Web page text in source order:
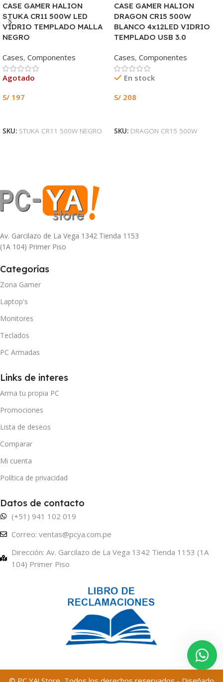
CASE GAMER HALION
STUKA CR11 500W LED
VIDRIO TEMPLADO MALLA
NEGRO
Cases, Componentes
Agotado
S/ 197
SKU: STUKA CR11 500W NEGRO
CASE GAMER HALION
DRAGON CR15 500W
BLANCO 4x12LED VIDRIO
TEMPLADO USB 3.0
Cases, Componentes
En stock
S/ 208
SKU: DRAGON CR15 500W
Av. Garcilazo de La Vega 1342 Tienda 1153
(1A 104) Primer Piso
Categorías
Zona Gamer
Laptop's
Monitores
Teclados
PC Armadas
Links de interes
Arma tu propia PC
Promociones
Lista de deseos
Comparar
Mi cuenta
Política de privacidad
Datos de contacto
(+51) 941 102 019
Correo: ventas@pcya.com.pe
Dirección: Av. Garcilazo de La Vega 1342 Tienda 1153 (1A
104) Primer Piso